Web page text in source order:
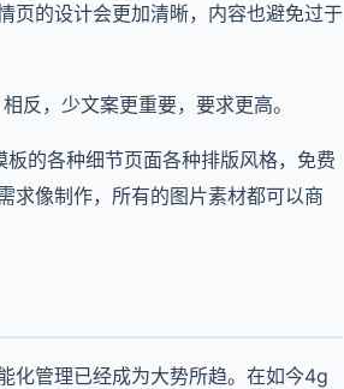
页的设计会更加清晰，内容也避免过于
反，少文案更重要，要求更高。
的各种细节页面各种排版风格，免费
求像制作，所有的图片素材都可以商
化管理已经成为大势所趋。在如今4g